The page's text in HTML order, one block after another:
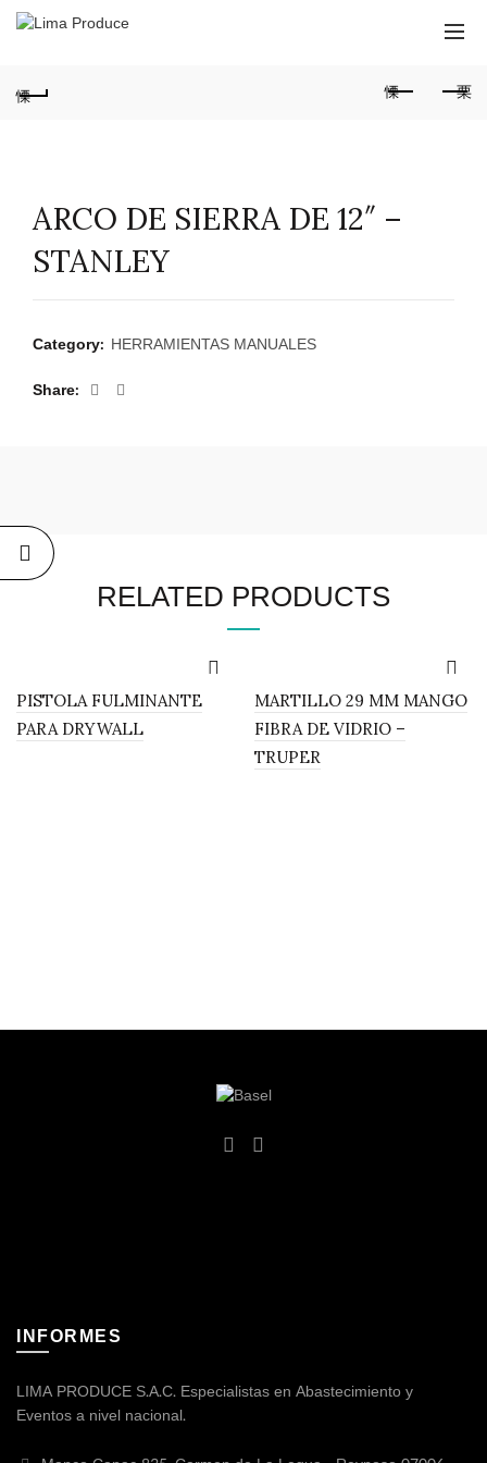
ARCO DE SIERRA DE 12″ –
STANLEY
Category: HERRAMIENTAS MANUALES
Share
RELATED PRODUCTS
PISTOLA FULMINANTE
PARA DRYWALL
MARTILLO 29 MM MANGO
FIBRA DE VIDRIO –
TRUPER
INFORMES
LIMA PRODUCE S.A.C. Especialistas en Abastecimiento y
Eventos a nivel nacional.